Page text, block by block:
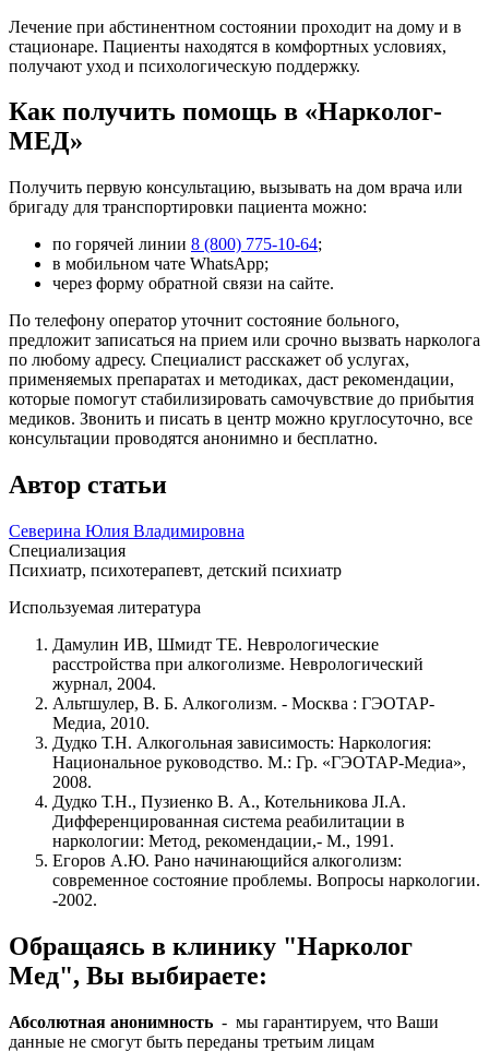
Лечение при абстинентном состоянии проходит на дому и в
стационаре. Пациенты находятся в комфортных условиях,
получают уход и психологическую поддержку.
Как получить помощь в «Нарколог-
МЕД»
Получить первую консультацию, вызывать на дом врача или
бригаду для транспортировки пациента можно:
по горячей линии 8 (800) 775-10-64;
в мобильном чате WhatsApp;
через форму обратной связи на сайте.
По телефону оператор уточнит состояние больного,
предложит записаться на прием или срочно вызвать нарколога
по любому адресу. Специалист расскажет об услугах,
применяемых препаратах и методиках, даст рекомендации,
которые помогут стабилизировать самочувствие до прибытия
медиков. Звонить и писать в центр можно круглосуточно, все
консультации проводятся анонимно и бесплатно.
Автор статьи
Северина Юлия Владимировна
Специализация
Психиатр, психотерапевт, детский психиатр
Используемая литература
Дамулин ИВ, Шмидт ТЕ. Неврологические
расстройства при алкоголизме. Неврологический
журнал, 2004.
Альтшулер, В. Б. Алкоголизм. - Москва : ГЭОТАР-
Медиа, 2010.
Дудко Т.Н. Алкогольная зависимость: Наркология:
Национальное руководство. М.: Гр. «ГЭОТАР-Медиа»,
2008.
Дудко Т.Н., Пузиенко В. А., Котельникова JI.A.
Дифференцированная система реабилитации в
наркологии: Метод, рекомендации,- М., 1991.
Егоров А.Ю. Рано начинающийся алкоголизм:
современное состояние проблемы. Вопросы наркологии.
-2002.
Обращаясь в клинику "Нарколог
Мед", Вы выбираете:
Абсолютная анонимность - мы гарантируем, что Ваши
данные не смогут быть переданы третьим лицам